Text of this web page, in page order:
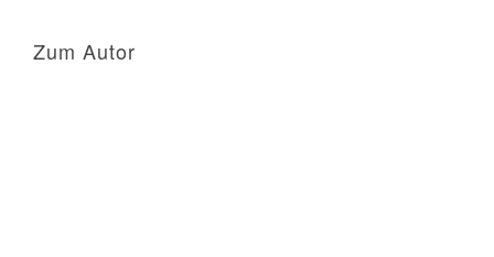
Zum Autor